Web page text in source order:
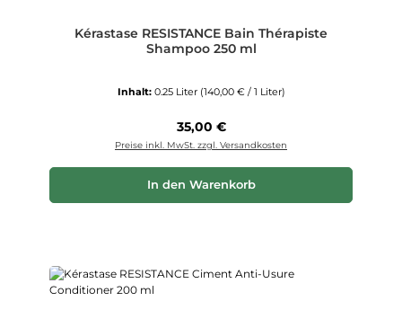
Kérastase RESISTANCE Bain Thérapiste
Shampoo 250 ml
Inhalt: 0.25 Liter (140,00 € / 1 Liter)
Regulärer Preis:
35,00 €
Preise inkl. MwSt. zzgl. Versandkosten
In den Warenkorb